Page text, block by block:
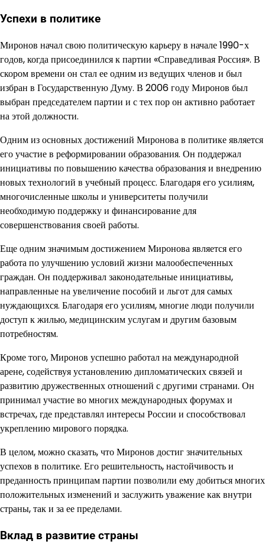
Успехи в политике
Миронов начал свою политическую карьеру в начале 1990-х
годов, когда присоединился к партии «Справедливая Россия». В
скором времени он стал ее одним из ведущих членов и был
избран в Государственную Думу. В 2006 году Миронов был
выбран председателем партии и с тех пор он активно работает
на этой должности.
Одним из основных достижений Миронова в политике является
его участие в реформировании образования. Он поддержал
инициативы по повышению качества образования и внедрению
новых технологий в учебный процесс. Благодаря его усилиям,
многочисленные школы и университеты получили
необходимую поддержку и финансирование для
совершенствования своей работы.
Еще одним значимым достижением Миронова является его
работа по улучшению условий жизни малообеспеченных
граждан. Он поддерживал законодательные инициативы,
направленные на увеличение пособий и льгот для самых
нуждающихся. Благодаря его усилиям, многие люди получили
доступ к жилью, медицинским услугам и другим базовым
потребностям.
Кроме того, Миронов успешно работал на международной
арене, содействуя установлению дипломатических связей и
развитию дружественных отношений с другими странами. Он
принимал участие во многих международных форумах и
встречах, где представлял интересы России и способствовал
укреплению мирового порядка.
В целом, можно сказать, что Миронов достиг значительных
успехов в политике. Его решительность, настойчивость и
преданность принципам партии позволили ему добиться многих
положительных изменений и заслужить уважение как внутри
страны, так и за ее пределами.
Вклад в развитие страны